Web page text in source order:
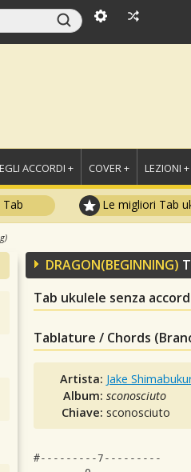
ACCORDI + COVER + LEZIONI +
Tab Le migliori Tab
DRAGON(BEGINNING)
Tab ukulele senza
Tablature / Chords
Artista: Jake
Album:sconosciuto
Chiave:sconosciuto
#---------7---------